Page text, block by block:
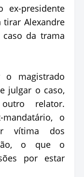
ex-presidente
tirar Alexandre
da trama
o magistrado
julgar o caso,
relator.
o
vítima dos
o que o
por estar